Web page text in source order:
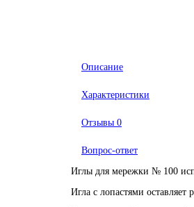
Описание
Характеристики
Отзывы 0
Вопрос-ответ
Иглы для мережки № 100
Игла с лопастями оставляет